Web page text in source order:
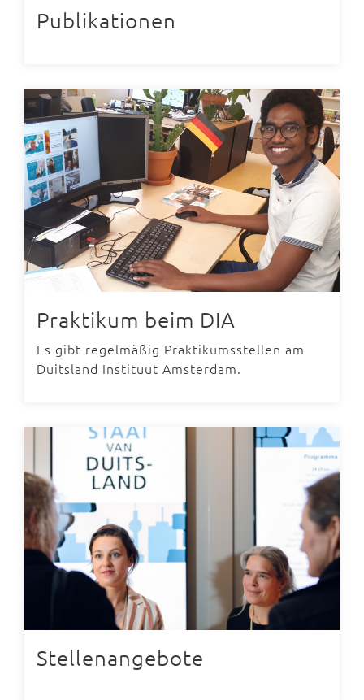
Publikationen
Praktikum beim DIA
Es gibt regelmäßig Praktikumsstellen am
Duitsland Instituut Amsterdam.
Stellenangebote